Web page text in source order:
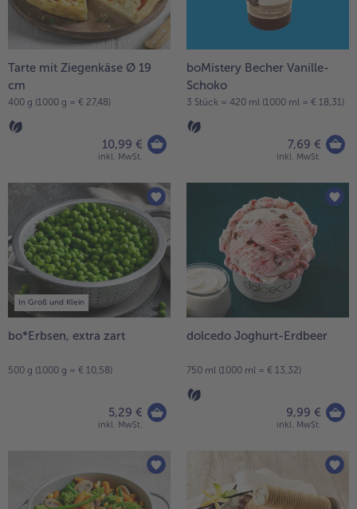
Tarte mit Ziegenkäse Ø 19
cm
400 g (1000 g = € 27,48)
10,99 €
inkl. MwSt.
boMistery Becher Vanille-
Schoko
3 Stück = 420 ml (1000 ml = € 18,31)
7,69 €
inkl. MwSt.
In Groß und Klein
bo*Erbsen, extra zart
500 g (1000 g = € 10,58)
5,29 €
inkl. MwSt.
dolcedo Joghurt-Erdbeer
750 ml (1000 ml = € 13,32)
9,99 €
inkl. MwSt.